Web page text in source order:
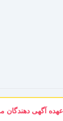
آگهی دهندگان